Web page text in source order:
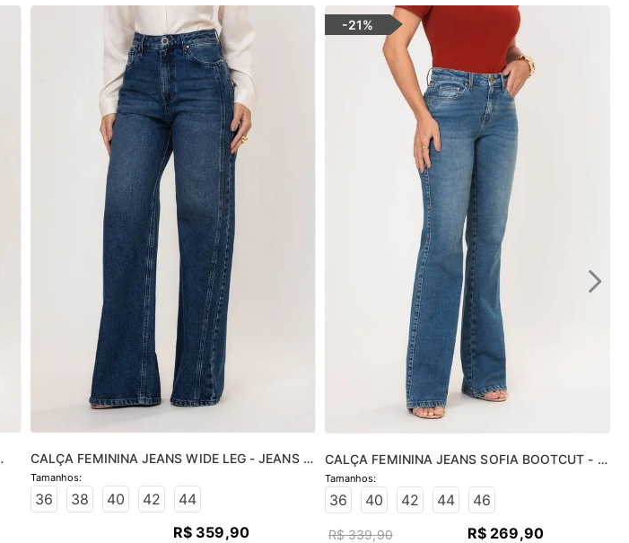
CALÇA FEMININA JEANS WIDE LEG - JEANS
MÉDIO
36 38 40 42
44
R$ 359,90
-21%
CALÇA FEMININA JEANS SOFIA BOOTCUT -
JEANS MÉDIO
36 40 42 44 46
R$ 339,90 R$ 269,90